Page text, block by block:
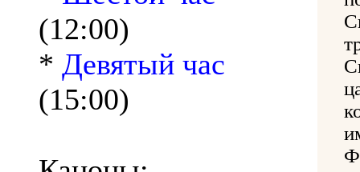
(12:00)
* Девятый час
(15:00)